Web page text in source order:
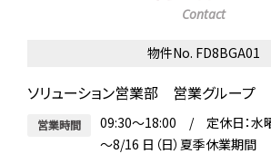
Contact
物件No. FD8BGA01
ソリューション営業部 営業グループ
営業時間
09:30～18:00 / 定休日：水曜
～8/16 日（日）夏季休業期間